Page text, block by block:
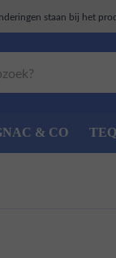
staan bij het
& CO